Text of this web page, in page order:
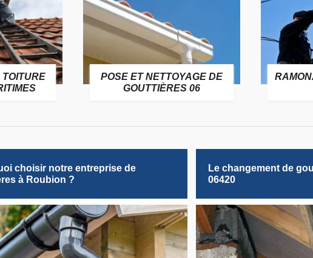
POSE ET NETTOYAGE DE
GOUTTIÈRES 06
choisir notre entreprise de
à Roubion ?
Le changement de
06420